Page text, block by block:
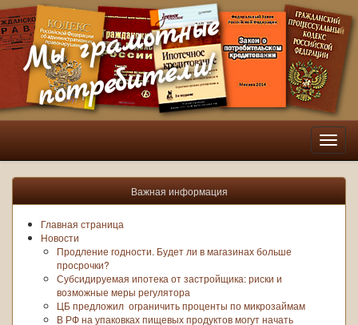
Мы грамотные
потребители!
Важная информация
Главная страница
Новости
Продление годности. Будет ли в магазинах больше
просрочки?
Субсидируемая ипотека от застройщика: риски и
возможные меры регулятора
ЦБ предложил ограничить проценты по микрозаймам
В РФ на упаковках пищевых продуктов могут начать